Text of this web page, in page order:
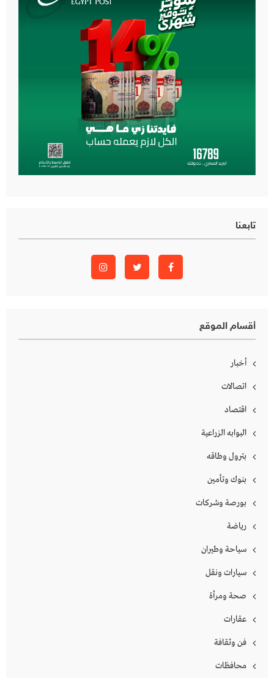
تابعنا
أقسام الموقع
أخبار
اتصالات
اقتصاد
البوابه الزراعية
بترول وطاقه
بنوك وتأمين
بورصة وشركات
رياضة
سياحة وطيران
سيارات ونقل
صحة ومرأة
عقارات
فن وثقافة
محافظات